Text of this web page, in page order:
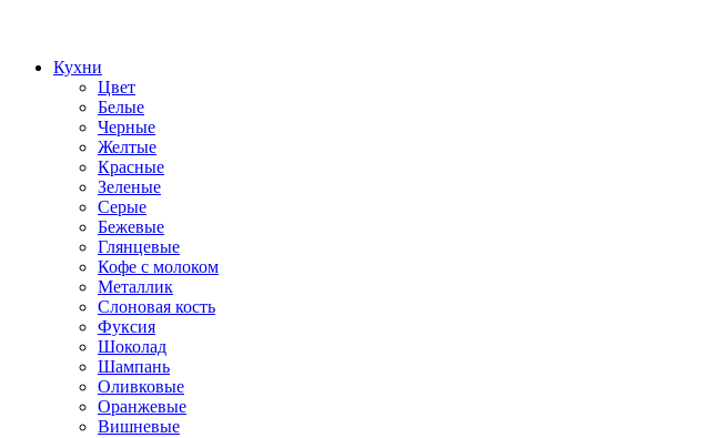
Кухни
Цвет
Белые
Черные
Желтые
Красные
Зеленые
Серые
Бежевые
Глянцевые
Кофе с молоком
Металлик
Слоновая кость
Фуксия
Шоколад
Шампань
Оливковые
Оранжевые
Вишневые